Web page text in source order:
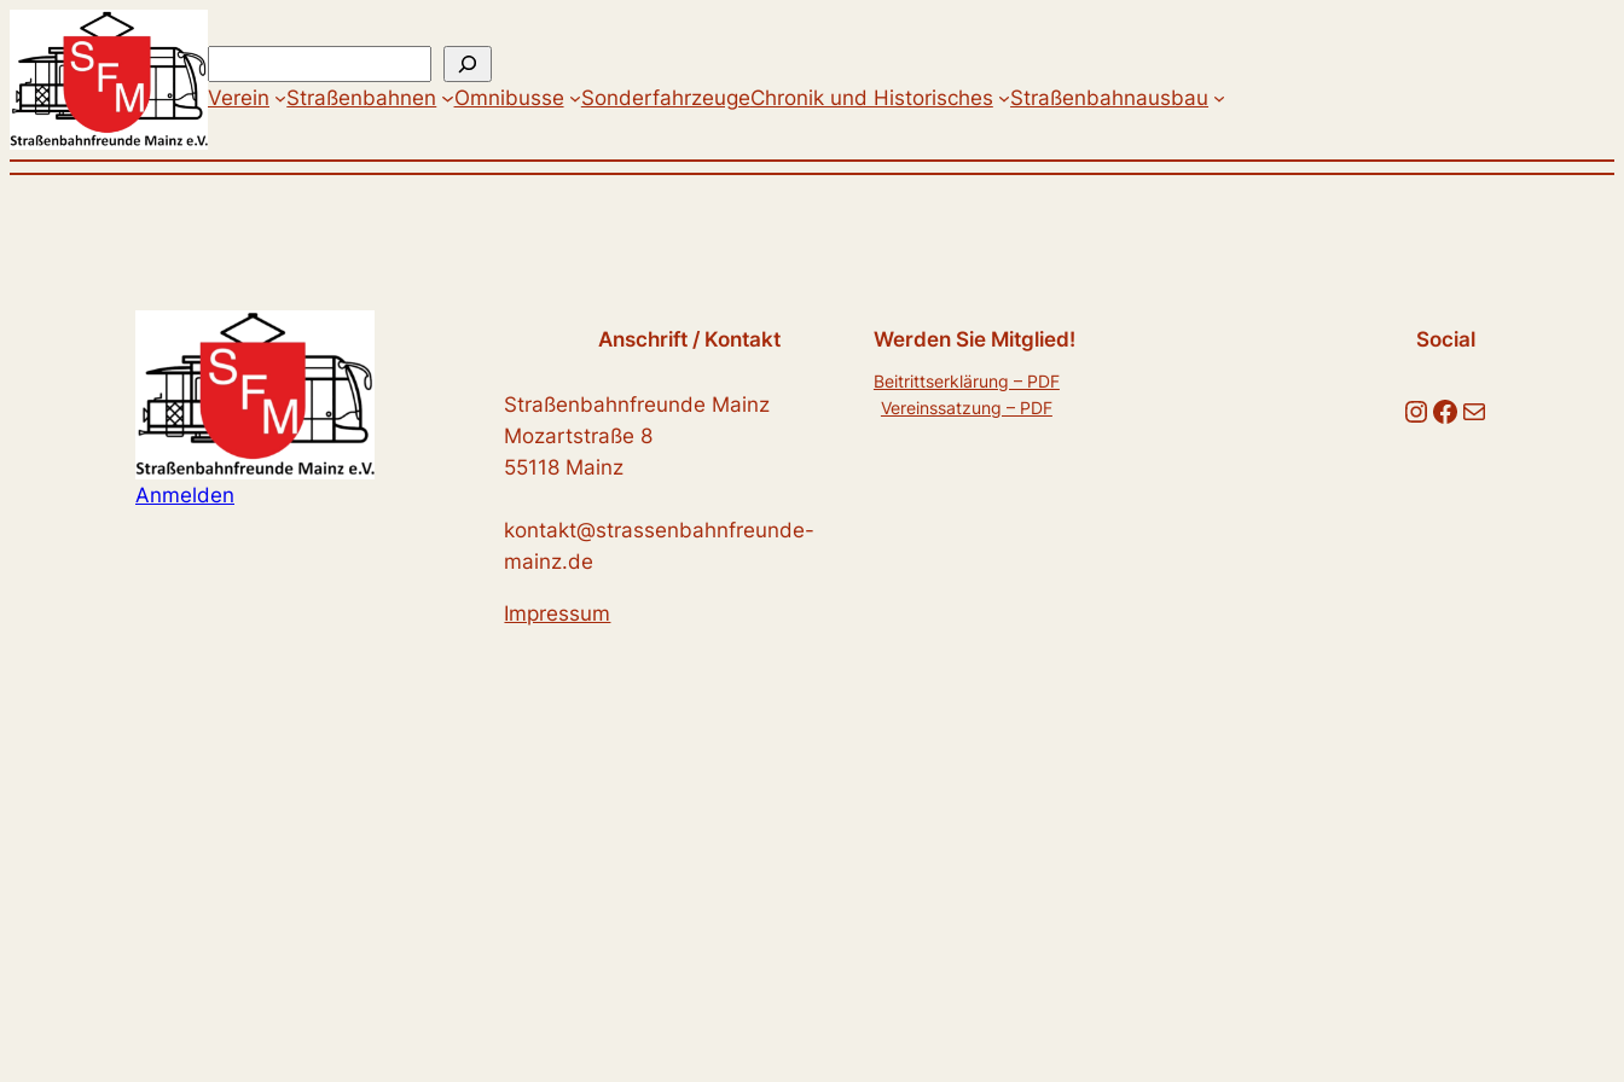
Inhalt
springen
Verein
Straßenbahnen Omnibusse SonderfahrzeugeChronik und Historisches Straßenbahnausbau
Anmelden
Anschrift / Kontakt
Straßenbahnfreunde Mainz
Mozartstraße 8
55118 Mainz
kontakt@strassenbahnfreunde-
mainz.de
Impressum
Werden Sie Mitglied!
Beitrittserklärung – PDF
Vereinssatzung – PDF
Social
Instagram Facebook E-Mail